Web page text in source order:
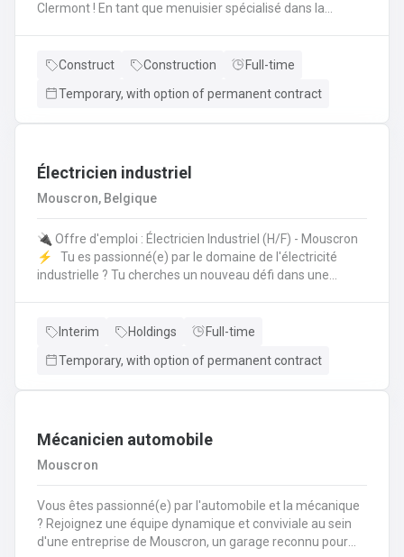
Clermont ! En tant que menuisier spécialisé dans la
escaliers dans divers types de bâtimentsAssurer un
équipe de trois ouvriers 💪 Avantages de la CP124 ✍️ Un
Construct Construction
Full-time
Temporary, with option of permanent contract
Électricien industriel
Mouscron, Belgique
🔌 Offre d'emploi : Électricien Industriel (H/F) - Mouscron
⚡️ Tu es passionné(e) par le domaine de l'électricité
industrielle ? Tu cherches un nouveau défi dans une
Type de contrat : Intérim avec possibilité de CDI Tes
équipements électriques industriels ⚙️ Mise en service
Interim Holdings
Full-time
Temporary, with option of permanent contract
Mécanicien automobile
Mouscron
Vous êtes passionné(e) par l'automobile et la mécanique
? Rejoignez une équipe dynamique et conviviale au sein
d'une entreprise de Mouscron, un garage reconnu pour